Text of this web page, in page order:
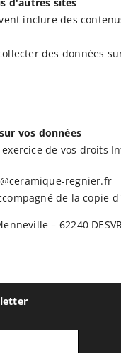
inclure des
des données
vos données
de vos droits
regnier.fr
de la copie
– 62240